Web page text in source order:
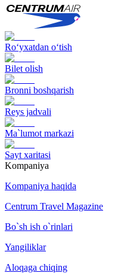
Ro‘yxatdan o‘tish
Bilet olish
Bronni boshqarish
Reys jadvali
Ma`lumot markazi
Sayt xaritasi
Kompaniya
Kompaniya haqida
Centrum Travel Magazine
Bo`sh ish o`rinlari
Yangiliklar
Aloqaga chiqing